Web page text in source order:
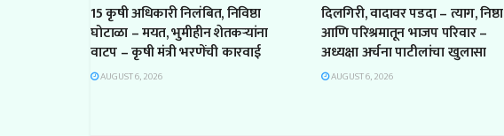
15 कृषी अधिकारी निलंबित, निविष्ठा
घोटाळा – मयत, भुमीहीन शेतकऱ्यांना
वाटप – कृषी मंत्री भरणेंची कारवाई
AUGUST 6, 2026
दिलगिरी, वादावर पडदा – त्याग, निष्ठा
आणि परिश्रमातून भाजप परिवार –
अध्यक्षा अर्चना पाटीलांचा खुलासा
AUGUST 6, 2026